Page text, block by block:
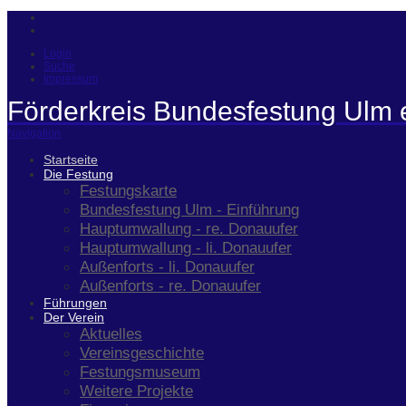
Login
Suche
Impressum
Förderkreis Bundesfestung Ulm
Navigation
Startseite
Die Festung
Festungskarte
Bundesfestung Ulm - Einführung
Hauptumwallung - re. Donauufer
Hauptumwallung - li. Donauufer
Außenforts - li. Donauufer
Außenforts - re. Donauufer
Führungen
Der Verein
Aktuelles
Vereinsgeschichte
Festungsmuseum
Weitere Projekte